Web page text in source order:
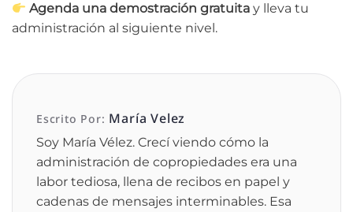
Agenda una demostración gratuita y lleva tu
administración al siguiente nivel.
María Velez
Soy María Vélez. Crecí viendo cómo la
administración de copropiedades era una
labor tediosa, llena de recibos en papel y
cadenas de mensajes interminables. Esa